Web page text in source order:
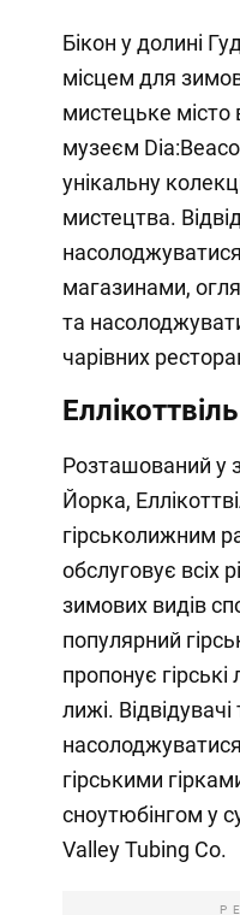
Бікон у долині
місцем для
мистецьке місто
музеєм
унікальну
мистецтва.
магазинами,
та
чарівних
Еллікоттвіль
Розташований у
Йорка,
гірськолижним
обслуговує всіх
зимових видів
популярний
пропонує гірські
лижі.
гірськими
сноутюбінгом у
Valley Tubing Co.